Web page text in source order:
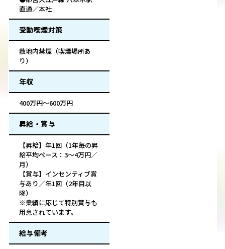
直通／本社
受動喫煙対策
敷地内禁煙（喫煙場所あ
り）
年収
400万円～600万円
昇給・賞与
【昇給】年1回（1年毎の昇
給平均ペース：3～4万円／
月）
【賞与】インセンティブ賞
与あり／年1回（2年目以
降）
※業績に応じて特別賞与も
用意されています。
給与備考